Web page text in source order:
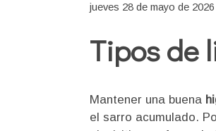
jueves 28 de mayo de 2026
Tipos de
Mantener una buena
el sarro acumulado.